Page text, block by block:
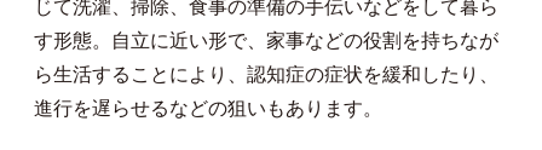
じて洗濯、掃除、食事の準備の手伝いなどをして暮ら
す形態。自立に近い形で、家事などの役割を持ちなが
ら生活することにより、認知症の症状を緩和したり、
進行を遅らせるなどの狙いもあります。